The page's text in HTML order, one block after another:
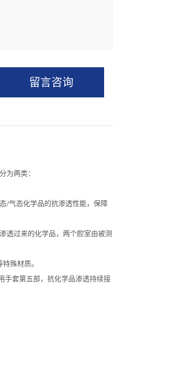
留言咨询
为两类：
/气态化学品的抗渗透性能，保障
透过来的化学品，两个腔室由被测
殊材质。
手套第五部，抗化学品渗透持续接